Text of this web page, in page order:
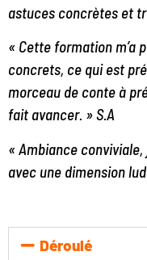
astuces concrètes et
« Cette formation m’a
concrets, ce qui est
morceau de conte à
fait avancer. » S.A
« Ambiance
avec une dimension
Déroulé